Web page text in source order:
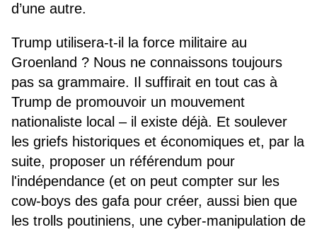
d’une autre.
Trump utilisera-t-il la force militaire au
Groenland ? Nous ne connaissons toujours
pas sa grammaire. Il suffirait en tout cas à
Trump de promouvoir un mouvement
nationaliste local – il existe déjà. Et soulever
les griefs historiques et économiques et, par la
suite, proposer un référendum pour
l'indépendance (et on peut compter sur les
cow-boys des gafa pour créer, aussi bien que
les trolls poutiniens, une cyber-manipulation de